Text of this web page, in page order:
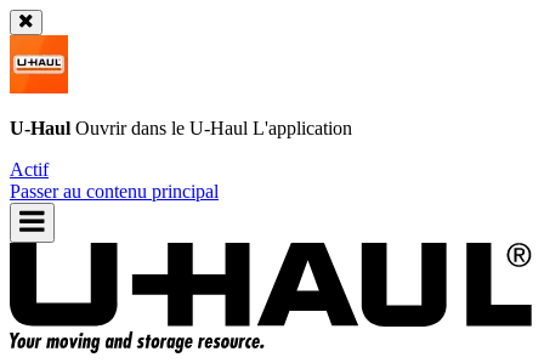
U-Haul Ouvrir dans le U-Haul L'application
Actif
Passer au contenu principal